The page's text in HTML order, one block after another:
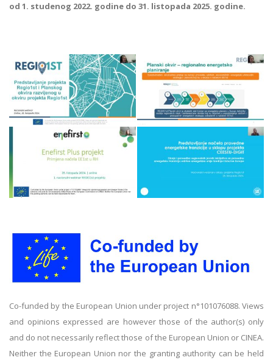
od 1. studenog 2022. godine do 31. listopada 2025. godine.
Co-funded by the European Union under project n°101076088. Views
and opinions expressed are however those of the author(s) only
and do not necessarily reflect those of the European Union or CINEA.
Neither the European Union nor the granting authority can be held